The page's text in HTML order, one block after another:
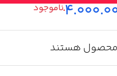
محصول هستند